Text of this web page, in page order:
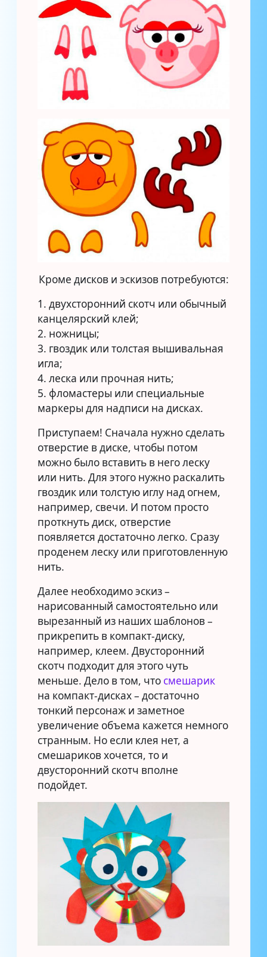
Кроме дисков и эскизов потребуются:
1. двухсторонний скотч или обычный
канцелярский клей;
2. ножницы;
3. гвоздик или толстая вышивальная
игла;
4. леска или прочная нить;
5. фломастеры или специальные
маркеры для надписи на дисках.
Приступаем! Сначала нужно сделать
отверстие в диске, чтобы потом
можно было вставить в него леску
или нить. Для этого нужно раскалить
гвоздик или толстую иглу над огнем,
например, свечи. И потом просто
проткнуть диск, отверстие
появляется достаточно легко. Сразу
проденем леску или приготовленную
нить.
Далее необходимо эскиз –
нарисованный самостоятельно или
вырезанный из наших шаблонов –
прикрепить в компакт-диску,
например, клеем. Двусторонний
скотч подходит для этого чуть
меньше. Дело в том, что смешарик
на компакт-дисках – достаточно
тонкий персонаж и заметное
увеличение объема кажется немного
странным. Но если клея нет, а
смешариков хочется, то и
двусторонний скотч вполне
подойдет.